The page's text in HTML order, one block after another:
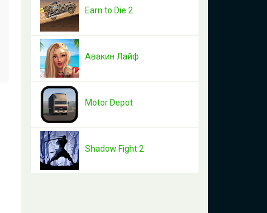
Earn to Die 2
Авакин Лайф
Motor Depot
Shadow Fight 2